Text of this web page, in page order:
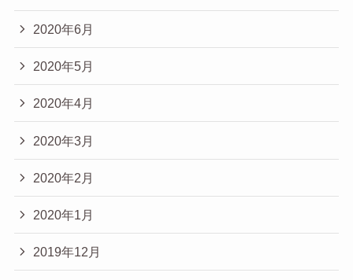
2020年6月
2020年5月
2020年4月
2020年3月
2020年2月
2020年1月
2019年12月